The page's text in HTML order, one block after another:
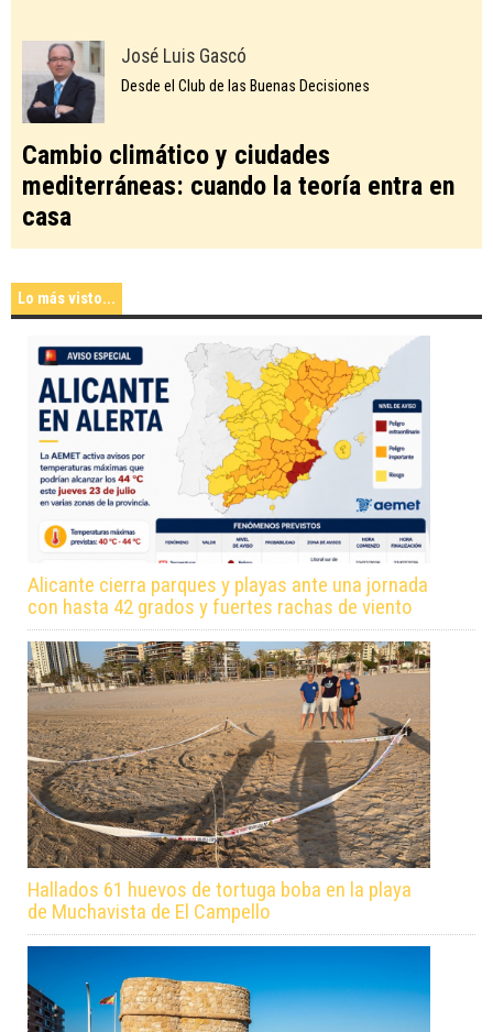
José Luis Gascó
Desde el Club de las Buenas Decisiones
Cambio climático y ciudades
mediterráneas: cuando la teoría entra en
casa
Lo más visto...
Alicante cierra parques y playas ante una jornada
con hasta 42 grados y fuertes rachas de viento
Hallados 61 huevos de tortuga boba en la playa
de Muchavista de El Campello